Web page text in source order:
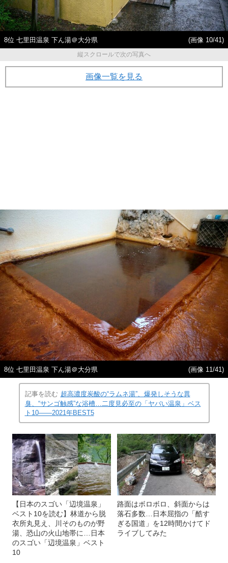
8位 七里田温泉 下ん湯＠大分県
(画像 10/41)
縦スクロールで次の写真へ
画像一覧を見る
8位 七里田温泉 下ん湯＠大分県 (画像 11/41)
記事を読む 超高濃度炭酸の“ラムネ湯”、爆発しそうな異
臭、“サンゴ触感”な浴槽…二度見必至の「ヤバい温泉」ベス
ト10――2021年BEST5
【日本のスゴい「辺境温泉」
ベスト10を読む】林道から脱
衣所丸見え、川そのものが野
湯、恐山の火山地帯に…日本
のスゴい「辺境温泉」ベスト
10
路面はボロボロ、斜面からは
落石多数…日本屈指の「酷す
ぎる国道」を12時間かけてド
ライブしてみた